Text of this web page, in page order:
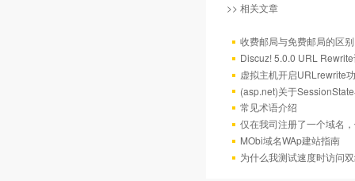
>> 相关文章
收费邮局与免费邮局的区别
Discuz! 5.0.0 URL
虚拟主机开启URLrewrite
(asp.net)关于
常见术语介绍
仅在我司注册了一个域名
MObi域名WAp建站指南
为什么我测试速度时访问